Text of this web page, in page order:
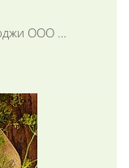
ООО …